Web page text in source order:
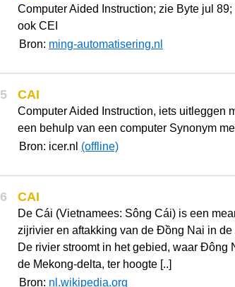
Computer Aided Instruction; zie Byte jul 89;
ook CEI
Bron: ming-automatisering.nl
5 CAI
Computer Aided Instruction, iets uitleggen
een behulp van een computer Synonym
Bron: icer.nl (offline)
6 CAI
De Cái (Vietnamees: Sông Cái) is een
zijrivier en aftakking van de Đồng Nai in
De rivier stroomt in het gebied, waar Đông
de Mekong-delta, ter hoogte [..]
Bron: nl.wikipedia.org